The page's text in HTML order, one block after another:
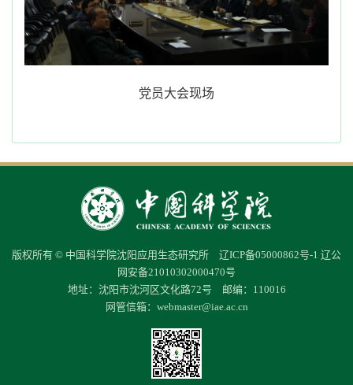
党员大会现场
版权所有 © 中国科学院沈阳应用生态研究所 辽ICP备05000862号-1 辽公
网安备21010302000470号
地址：沈阳市沈河区文化路72号 邮编：110016
网管信箱： webmaster@iae.ac.cn